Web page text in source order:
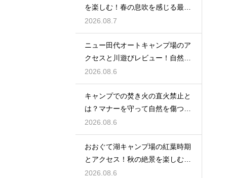
を楽しむ！春の息吹を感じる最高
のお花見
2026.08.7
ニュー田代オートキャンプ場のア
クセスと川遊びレビュー！自然と
触れ合う
2026.08.6
キャンプでの焚き火の直火禁止と
は？マナーを守って自然を傷つけ
ない工夫
2026.08.6
おおぐて湖キャンプ場の紅葉時期
とアクセス！秋の絶景を楽しむた
めのルート
2026.08.6